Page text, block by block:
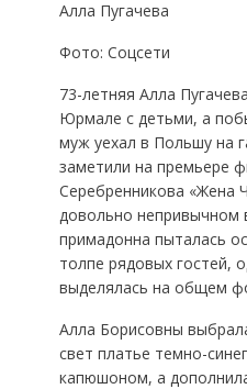
Алла Пугачева
Фото: Соцсети
73-летняя Алла
Юрмале с детьми, а
муж уехал в Польшу на
заметили на премьере
Серебренникова «Жена
довольно непривычном
примадонна пыталась
толпе рядовых гостей,
выделялась на общем
Алла Борисовны
свет платье темно-
капюшоном, а